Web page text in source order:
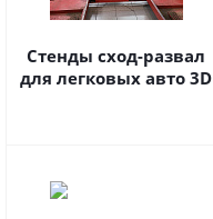
Стенды сход-развал
для легковых авто 3D